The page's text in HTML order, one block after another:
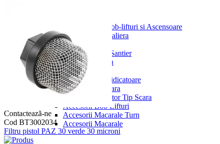
Platforme Macarale Bob-lifturi si Ascensoare
Platforme Cremaliera
Bob Lifturi
Ascensoare de Santier
Platforme Cablu
Macarale Turn
Macarale Autoridicatoare
Elevator Tip Scara
Accesorii Elevator Tip Scara
Accesorii Bob Lifturi
Accesorii Macarale Turn
Accesorii Macarale
Contactează-ne
Cod BT3002034
Filtru pistol PAZ 30 verde 30 microni